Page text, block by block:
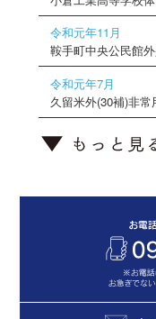
令和元年11月
鞍手町中央公民館
令和元年7月
久留米外(30補)非